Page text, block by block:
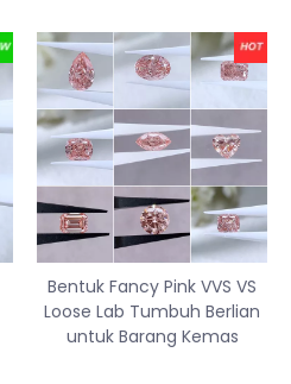
Bentuk Fancy Pink VVS VS
Loose Lab Tumbuh Berlian
untuk Barang Kemas